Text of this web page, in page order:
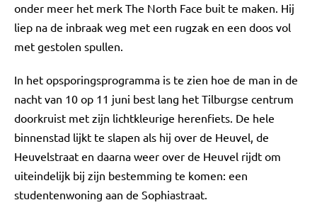
onder meer het merk The North Face buit te maken. Hij
liep na de inbraak weg met een rugzak en een doos vol
met gestolen spullen.
In het opsporingsprogramma is te zien hoe de man in de
nacht van 10 op 11 juni best lang het Tilburgse centrum
doorkruist met zijn lichtkleurige herenfiets. De hele
binnenstad lijkt te slapen als hij over de Heuvel, de
Heuvelstraat en daarna weer over de Heuvel rijdt om
uiteindelijk bij zijn bestemming te komen: een
studentenwoning aan de Sophiastraat.